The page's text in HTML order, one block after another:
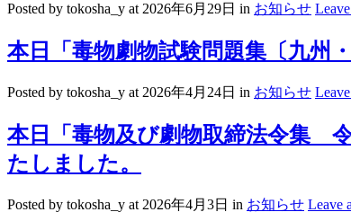
Posted by tokosha_y at 2026年6月29日 in お知らせ
本日「毒物劇物試験問題集〔九州
Posted by tokosha_y at 2026年4月24日 in お知らせ
本日「毒物及び劇物取締法令集
たしました。
Posted by tokosha_y at 2026年4月3日 in お知らせ Leave